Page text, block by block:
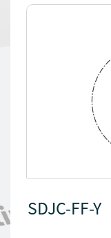
SDJC-FF-Y